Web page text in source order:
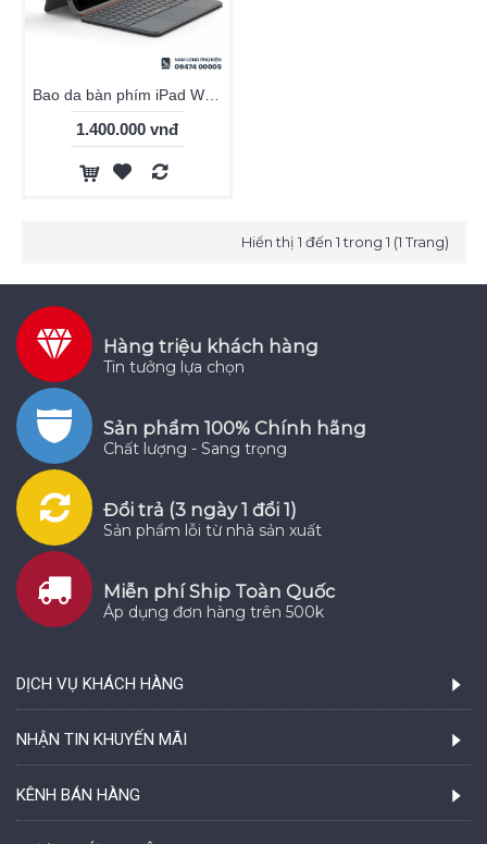
1.400.000 vnđ
Hiển thị 1 đến 1 trong 1 (1 Trang)
Hàng triệu khách hàng
Tin tưởng lựa chọn
Sản phẩm 100% Chính hãng
Chất lượng - Sang trọng
Đổi trả (3 ngày 1 đổi 1)
Sản phẩm lỗi từ nhà sản xuất
Miễn phí Ship Toàn Quốc
Áp dụng đơn hàng trên 500k
DỊCH VỤ KHÁCH HÀNG
NHẬN TIN KHUYẾN MÃI
KÊNH BÁN HÀNG